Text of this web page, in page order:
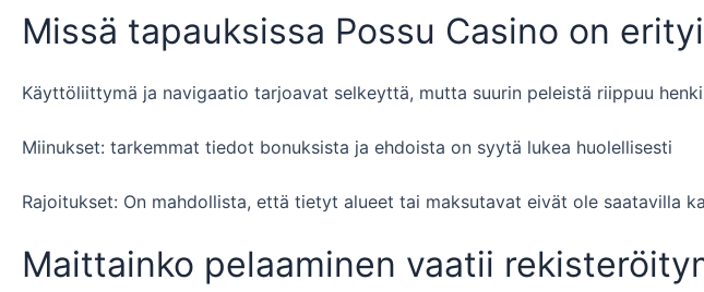
Missä tapauksissa Possu Casino on
Käyttöliittymä ja navigaatio tarjoavat selkeyttä, mutta suurin peleistä riippuu
Miinukset: tarkemmat tiedot bonuksista ja ehdoista on syytä lukea huolellisesti
Rajoitukset: On mahdollista, että tietyt alueet tai maksutavat eivät ole saatavilla
Maittainko pelaaminen vaatii